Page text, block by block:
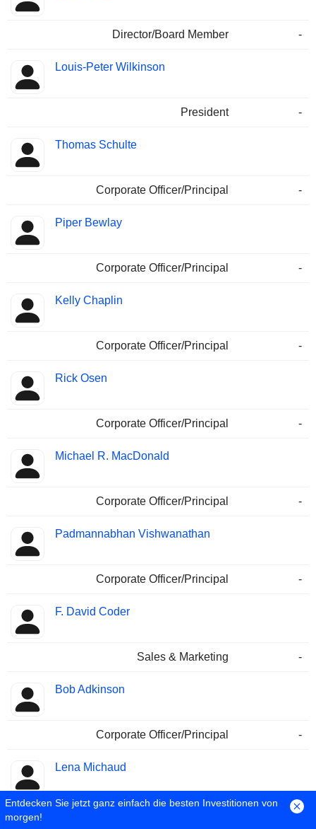
Director/Board Member -
Louis-Peter Wilkinson
President -
Thomas Schulte
Corporate Officer/Principal -
Piper Bewlay
Corporate Officer/Principal -
Kelly Chaplin
Corporate Officer/Principal -
Rick Osen
Corporate Officer/Principal -
Michael R. MacDonald
Corporate Officer/Principal -
Padmannabhan Vishwanathan
Corporate Officer/Principal -
F. David Coder
Sales & Marketing -
Bob Adkinson
Corporate Officer/Principal -
Lena Michaud
Public Communications Contact -
Entdecken Sie jetzt ganz einfach die besten Investitionen von
morgen!